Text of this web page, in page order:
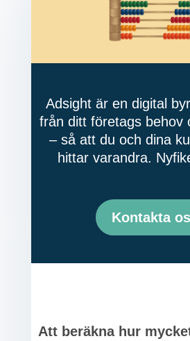
Adsight är en digital
från ditt företags behov
– så att du och dina
hittar varandra.
Kontakta
Att beräkna hur